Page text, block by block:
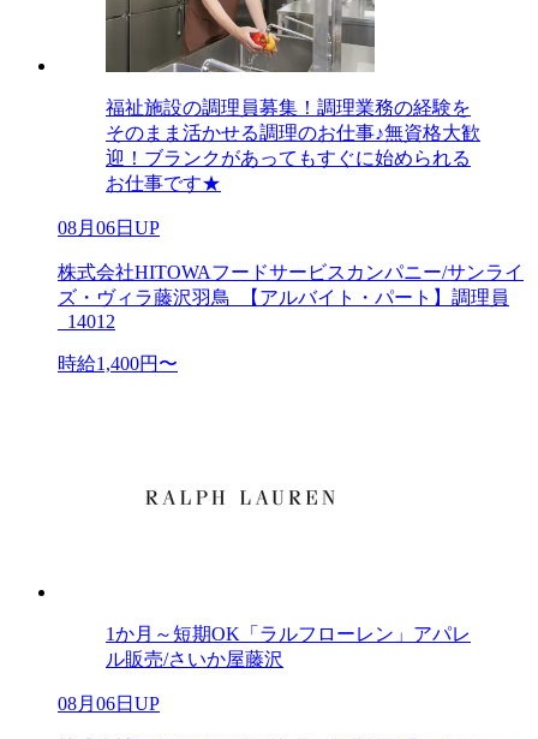
福祉施設の調理員募集！調理業務の経験を
そのまま活かせる調理のお仕事♪無資格大歓
迎！ブランクがあってもすぐに始められる
お仕事です★
08月06日UP
株式会社HITOWAフードサービスカンパニー/サンライ
ズ・ヴィラ藤沢羽鳥_【アルバイト・パート】調理員
_14012
時給1,400円〜
1か月～短期OK「ラルフローレン」アパレ
ル販売/さいか屋藤沢
08月06日UP